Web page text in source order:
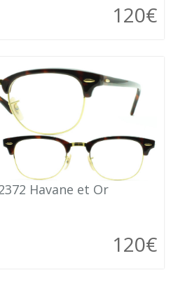
120€
Havane et Or
120€